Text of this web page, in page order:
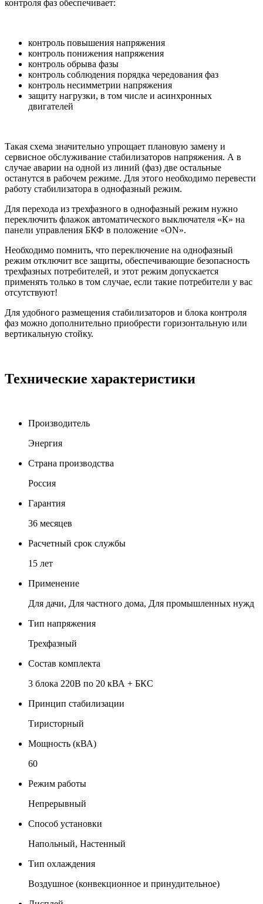
контроля фаз обеспечивает:
контроль повышения напряжения
контроль понижения напряжения
контроль обрыва фазы
контроль соблюдения порядка чередования фаз
контроль несимметрии напряжения
защиту нагрузки, в том числе и асинхронных
двигателей
Такая схема значительно упрощает плановую замену и
сервисное обслуживание стабилизаторов напряжения. А в
случае аварии на одной из линий (фаз) две остальные
останутся в рабочем режиме. Для этого необходимо перевести
работу стабилизатора в однофазный режим.
Для перехода из трехфазного в однофазный режим нужно
переключить флажок автоматического выключателя «К» на
панели управления БКФ в положение «ON».
Необходимо помнить, что переключение на однофазный
режим отключит все защиты, обеспечивающие безопасность
трехфазных потребителей, и этот режим допускается
применять только в том случае, если такие потребители у вас
отсутствуют!
Для удобного размещения стабилизаторов и блока контроля
фаз можно дополнительно приобрести горизонтальную или
вертикальную стойку.
Технические характеристики
Производитель
Энергия
Cтрана производства
Россия
Гарантия
36 месяцев
Расчетный срок службы
15 лет
Применение
Для дачи, Для частного дома, Для промышленных нужд
Тип напряжения
Трехфазный
Состав комплекта
3 блока 220В по 20 кВА + БКС
Принцип стабилизации
Тиристорный
Мощность (кВА)
60
Режим работы
Непрерывный
Способ установки
Напольный, Настенный
Тип охлаждения
Воздушное (конвекционное и принудительное)